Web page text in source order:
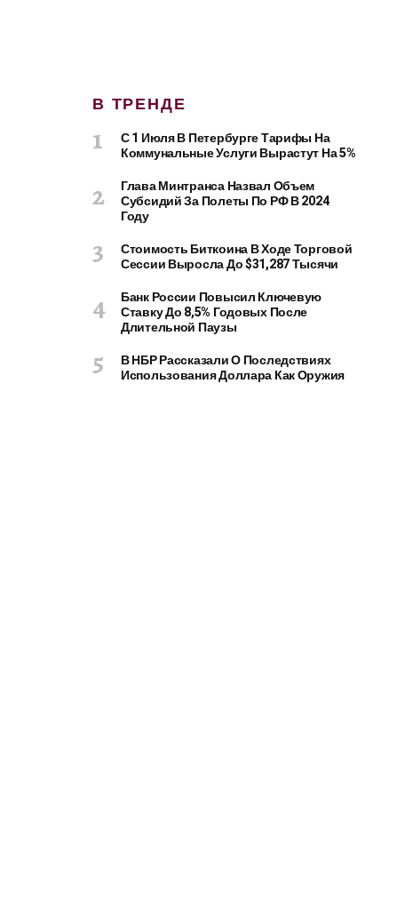
В ТРЕНДЕ
С 1 Июля В Петербурге Тарифы На
Коммунальные Услуги Вырастут На 5%
Глава Минтранса Назвал Объем
Субсидий За Полеты По РФ В 2024
Году
Стоимость Биткоина В Ходе Торговой
Сессии Выросла До $31,287 Тысячи
Банк России Повысил Ключевую
Ставку До 8,5% Годовых После
Длительной Паузы
В НБР Рассказали О Последствиях
Использования Доллара Как Оружия